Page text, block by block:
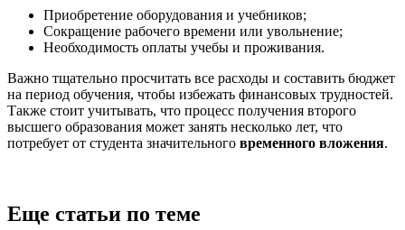
Приобретение оборудования и учебников;
Сокращение рабочего времени или увольнение;
Необходимость оплаты учебы и проживания.
Важно тщательно просчитать все расходы и составить бюджет
на период обучения, чтобы избежать финансовых трудностей.
Также стоит учитывать, что процесс получения второго
высшего образования может занять несколько лет, что
потребует от студента значительного временного вложения.
Еще статьи по теме